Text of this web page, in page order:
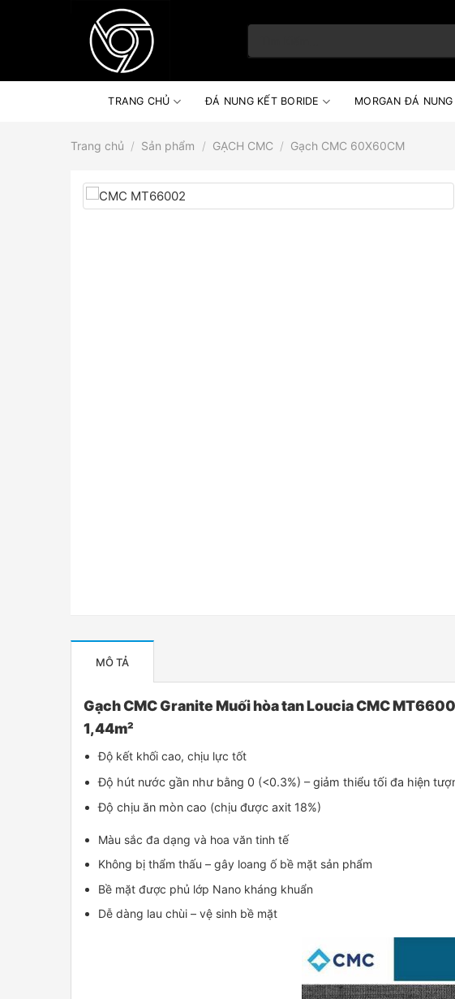
TRANG CHỦ ĐÁ NUNG KẾT BORIDE MORGAN ĐÁ NUNG
Trang chủ / Sản phẩm / GẠCH CMC / Gạch CMC 60X60CM
MÔ TẢ
Gạch CMC Granite Muối hòa tan Loucia CMC
1,44m²
Độ kết khối cao, chịu lực tốt
Độ hút nước gần như bằng 0 (<0.3%) – giảm thiểu tối đa hiện
Độ chịu ăn mòn cao (chịu được axit 18%)
Màu sắc đa dạng và hoa văn tinh tế
Không bị thẩm thấu – gây loang ố bề mặt sản phẩm
Bề mặt được phủ lớp Nano kháng khuẩn
Dễ dàng lau chùi – vệ sinh bề mặt